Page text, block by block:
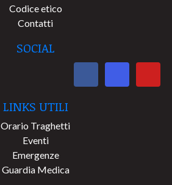
Codice etico
Contatti
SOCIAL
LINKS UTILI
Orario Traghetti
Eventi
Emergenze
Guardia Medica